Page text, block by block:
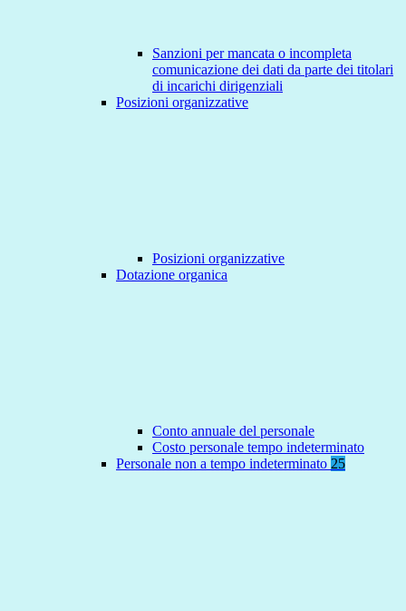
Sanzioni per mancata o incompleta
comunicazione dei dati da parte dei titolari
di incarichi dirigenziali
Posizioni organizzative
Posizioni organizzative
Dotazione organica
Conto annuale del personale
Costo personale tempo indeterminato
Personale non a tempo indeterminato 25